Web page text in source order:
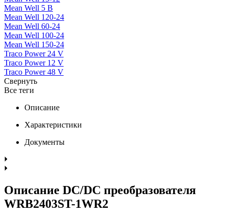
Mean Well 5 В
Mean Well 120-24
Mean Well 60-24
Mean Well 100-24
Mean Well 150-24
Traco Power 24 V
Traco Power 12 V
Traco Power 48 V
Свернуть
Все теги
Описание
Характеристики
Документы
Описание DC/DC преобразователя
WRB2403ST-1WR2